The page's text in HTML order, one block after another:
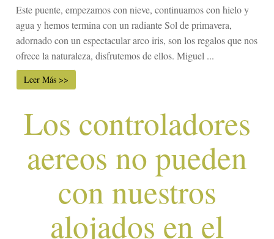
Este puente, empezamos con nieve, continuamos con hielo y
agua y hemos termina con un radiante Sol de primavera,
adornado con un espectacular arco iris, son los regalos que nos
ofrece la naturaleza, disfrutemos de ellos. Miguel ...
Leer Más >>
Los controladores
aereos no pueden
con nuestros
alojados en el